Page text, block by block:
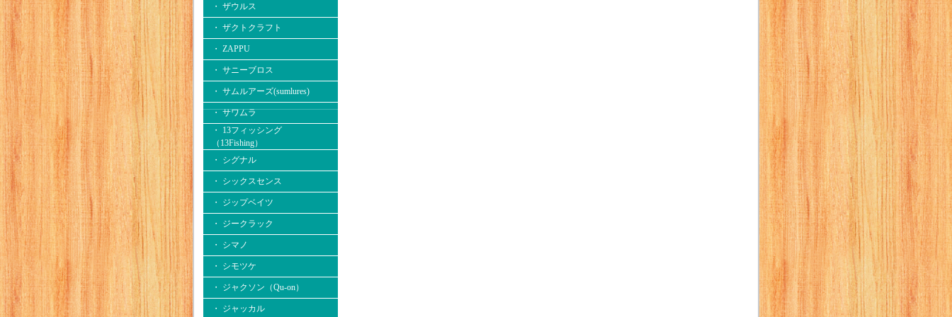
・ ザウルス
・ ザクトクラフト
・ ZAPPU
・ サニーブロス
・ サムルアーズ(sumlures)
・ サワムラ
・ 13フィッシング
（13Fishing）
・ シグナル
・ シックスセンス
・ ジップベイツ
・ ジークラック
・ シマノ
・ シモツケ
・ ジャクソン（Qu-on）
・ ジャッカル